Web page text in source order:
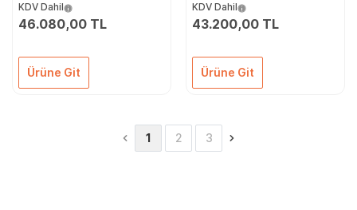
Klima
KDV Dahil
46.080,00 TL
Ürüne Git
KDV Dahil
43.200,00 TL
Ürüne Git
1 2 3